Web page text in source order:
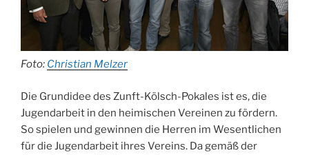
Foto: Christian Melzer
Die Grundidee des Zunft-Kölsch-Pokales ist es, die
Jugendarbeit in den heimischen Vereinen zu fördern.
So spielen und gewinnen die Herren im Wesentlichen
für die Jugendarbeit ihres Vereins. Da gemäß der